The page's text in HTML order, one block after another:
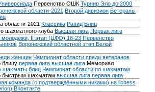
Первенство ОШК Турнир Эло до 2000
области-2021 Второй дивизион Ветераны
области-2021 Классика Рапид Блиц
шахматного клуба Высшая лига Первая лига
молодёжи, II этап (ЦФО) 18-23 Первенство
Воронежский областной этап Белой
женщин Чемпионат области среди ветеранов
блицу первая лига высшая лига Мемориал
шахматы блиц Чемпионат области по шахматам
быстрым шахматам высшая лига первая лига
команда (с подтверждёнными никами) на lichess
ВКонтакте